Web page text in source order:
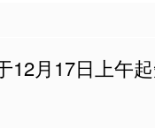
12月17日上午